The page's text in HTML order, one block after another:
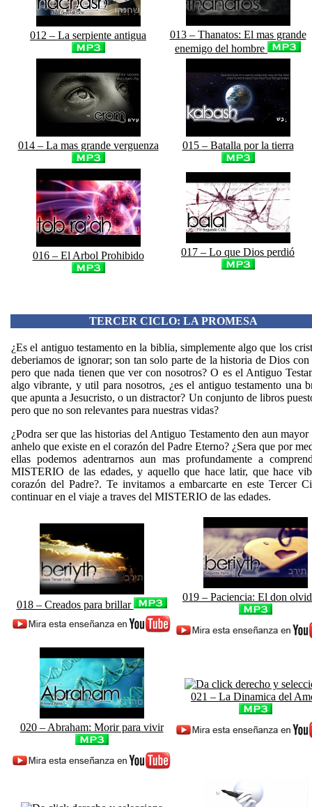
012 – La serpiente antigua
013 – Thanatos: El mas grande
enemigo del hombre
014 – La mas grande verguenza 015 – Batalla por la tierra
016 – El Arbol Prohibido 017 – Lo que Dios perdió
TERCER CICLO: LA PROMESA
¿Es el antiguo testamento en la biblia, simplemente algo que los
deberiamos de ignorar; son tan solo parte de la historia de Dios con
pero que nada tienen que ver con nosotros? O es el Antiguo
algo vibrante, y util para nosotros, ¿es el antiguo testamento una
que apunta a Jesucristo, o un distractor? Un conjunto de libros
pero que no son relevantes para nuestras vidas?
¿Podra ser que las historias del Antiguo Testamento den aun
anhelo que existe en el corazón del Padre Eterno? ¿Sera que por
ellas podemos adentrarnos aun mas profundamente a
MISTERIO de las edades, y aquello que hace latir, que hace
corazón del Padre?. Te invitamos a embarcarte en este Tercer
continuar en el viaje a traves del MISTERIO de las edades.
018 – Creados para brillar
019 – Paciencia: El don
020 – Abraham: Morir para vivir
021 – La Dinamica del